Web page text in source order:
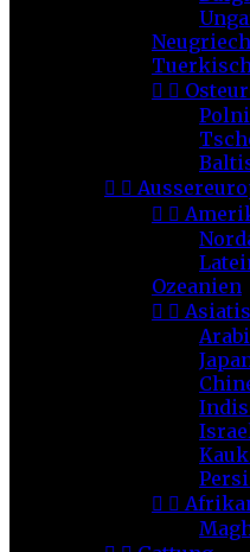
 
 
 
Ozeanien
 
 